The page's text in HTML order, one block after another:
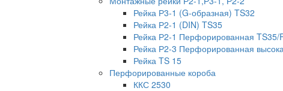
Рейка Р3-1 (G-образная) TS32
Рейка Р2-1 (DIN) TS35
Рейка Р2-1 Перфорированная TS35/
Рейка Р2-3 Перфорированная
Рейка TS 15
Перфорированные короба
ККС 2530